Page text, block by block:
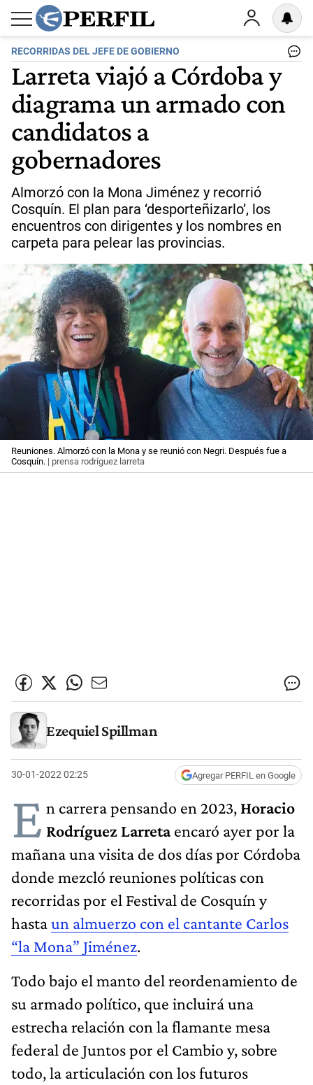
RECORRIDAS DEL JEFE DE GOBIERNO
Larreta viajó a Córdoba y
diagrama un armado con
candidatos a
gobernadores
Almorzó con la Mona Jiménez y recorrió
Cosquín. El plan para ‘desporteñizarlo’, los
encuentros con dirigentes y los nombres en
carpeta para pelear las provincias.
Reuniones. Almorzó con la Mona y se reunió con Negri. Después fue a
Cosquín. | prensa rodríguez larreta
Ezequiel Spillman
30-01-2022 02:25 Agregar PERFIL en Google
E n carrera pensando en 2023, Horacio
Rodríguez Larretaencaró ayer por la
mañana una visita de dos días por Córdoba
donde mezcló reuniones políticas con
recorridas por el Festival de Cosquín y
hastaun almuerzo con el cantante Carlos
“la Mona” Jiménez.
Todo bajo el manto del reordenamiento de
su armado político, que incluirá una
estrecha relación con la flamante mesa
federal de Juntos por el Cambio y, sobre
todo, la articulación con los futuros